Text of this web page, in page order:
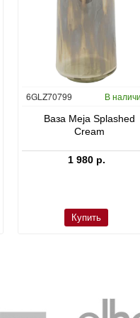
6GLZ70799 В
Ваза Meja Splashed
Cream
1 980 р.
Купить